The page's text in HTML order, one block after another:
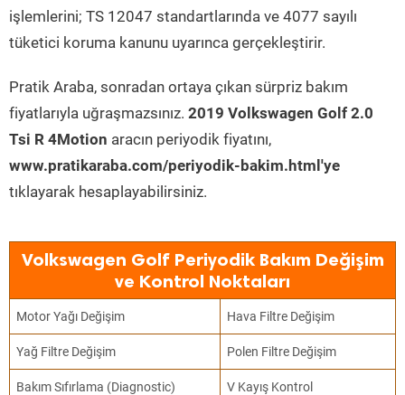
işlemlerini; TS 12047 standartlarında ve 4077 sayılı
tüketici koruma kanunu uyarınca gerçekleştirir.
Pratik Araba, sonradan ortaya çıkan sürpriz bakım
fiyatlarıyla uğraşmazsınız. 2019 Volkswagen Golf 2.0
Tsi R 4Motion aracın periyodik fiyatını,
www.pratikaraba.com/periyodik-bakim.html'ye
tıklayarak hesaplayabilirsiniz.
Volkswagen Golf Periyodik Bakım Değişim
ve Kontrol Noktaları
Motor Yağı Değişim Hava Filtre Değişim
Yağ Filtre Değişim Polen Filtre Değişim
Bakım Sıfırlama (Diagnostic) V Kayış Kontrol